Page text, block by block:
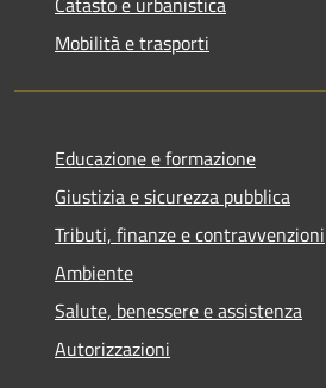
Mobilità e trasporti
Educazione e formazione
Giustizia e sicurezza pubblica
Tributi, finanze e contravvenzioni
Ambiente
Salute, benessere e assistenza
Autorizzazioni